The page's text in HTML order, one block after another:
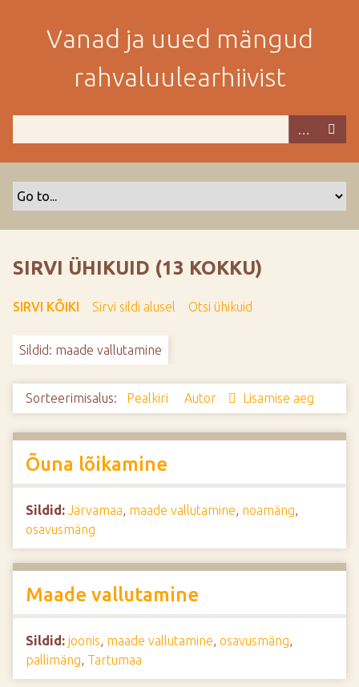
i
Vanad ja uued mängud
rahvaluulearhiivist
SIRVI ÜHIKUID (13 KOKKU)
SIRVI KÕIKI Sirvi sildi alusel Otsi ühikuid
Sildid: maade vallutamine
Sorteerimisalus: Pealkiri Autor Lisamise aeg
Õuna lõikamine
Sildid: Järvamaa, maade vallutamine, noamäng,
osavusmäng
Maade vallutamine
Sildid: joonis, maade vallutamine, osavusmäng,
pallimäng, Tartumaa